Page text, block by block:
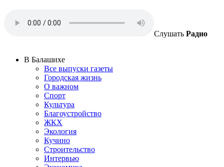
Слушать Радио
В Балашихе
Все выпуски газеты
Городская жизнь
О важном
Спорт
Культура
Благоустройство
ЖКХ
Экология
Кучино
Строительство
Интервью